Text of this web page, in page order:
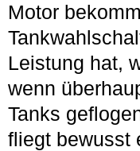
Motor
Leistung hat,
wenn
Tanks
fliegt bewusst